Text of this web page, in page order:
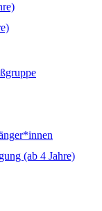
(ab 4 Jahre)